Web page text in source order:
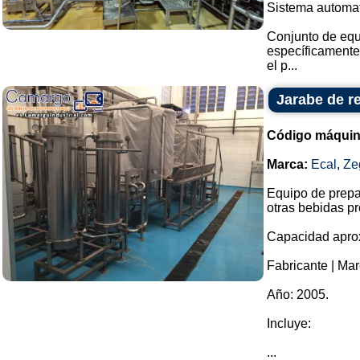
Sistema
Conjunto de
el p...
Jarabe de
Código
Marca: Ecal ,
Equipo de
otras bebidas
Capacidad
Fabricante |
Año: 2005.
Incluye:
...